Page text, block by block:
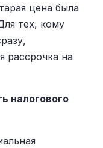
цена была
тех, кому
рассрочка на
налогового